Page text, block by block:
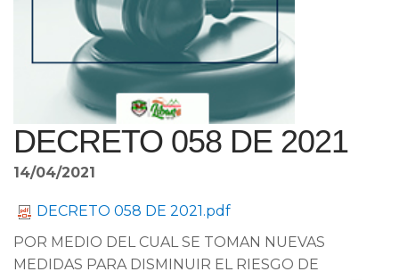
DECRETO 058 DE 2021
14/04/2021
DECRETO 058 DE 2021.pdf
POR MEDIO DEL CUAL SE TOMAN NUEVAS
MEDIDAS PARA DISMINUIR EL RIESGO DE